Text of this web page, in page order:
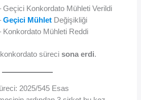
Geçici Konkordato Mühleti Verildi
Geçici Mühlet Değişikliği
Konkordato Mühleti Reddi
konkordato sürecisona erdi.
2025/545 Esas